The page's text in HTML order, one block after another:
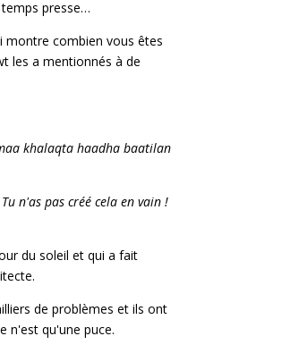
presse…
montre combien vous êtes
les a mentionnés à de
khalaqta haadha baatilan
n'as pas créé cela en vain !
du soleil et qui a fait
de problèmes et ils ont
n'est qu'une puce.